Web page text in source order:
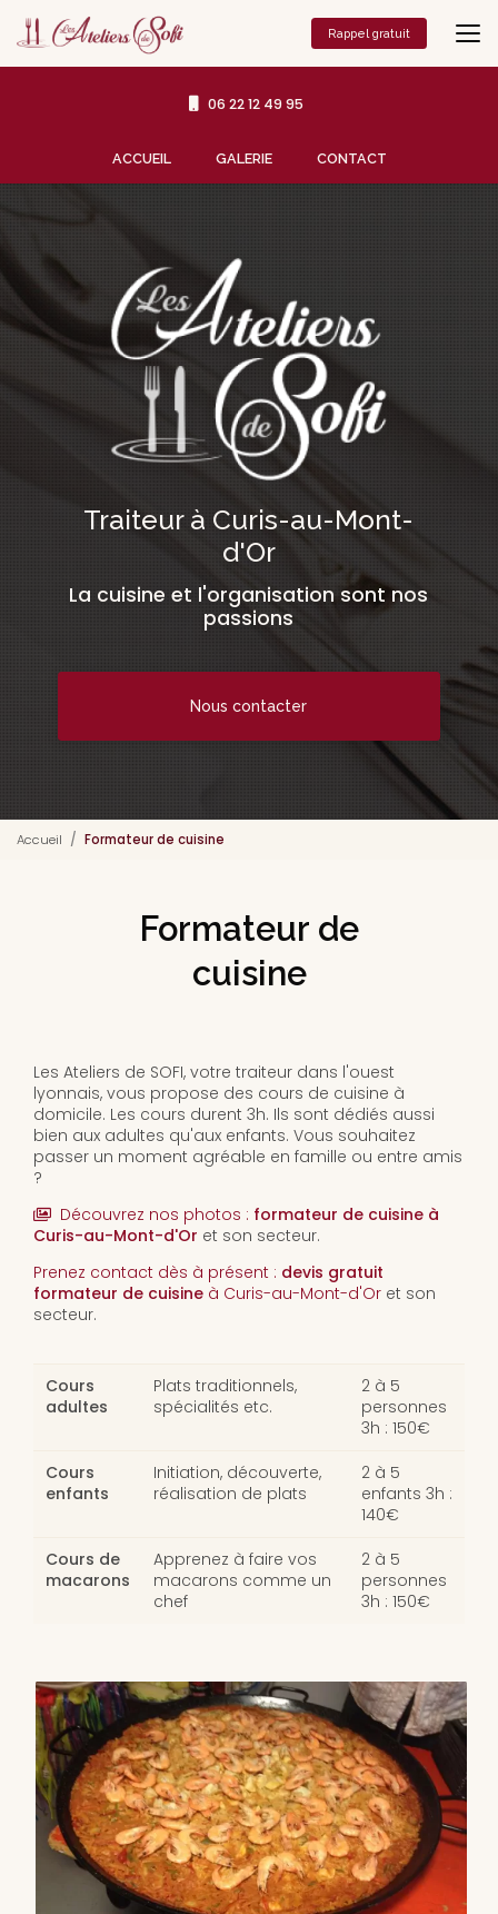
contenu
principal
06 22 12 49 95
ACCUEIL GALERIE CONTACT
Rappel gratuit
Traiteur à Curis-au-Mont-
d'Or
La cuisine et l'organisation sont nos
passions
Nous contacter
Accueil Formateur de cuisine
Formateur de
cuisine
Les Ateliers de SOFI, votre traiteur dans l'ouest
lyonnais, vous propose des cours de cuisine à
domicile. Les cours durent 3h. Ils sont dédiés aussi
bien aux adultes qu'aux enfants. Vous souhaitez
passer un moment agréable en famille ou entre amis
?
Découvrez nos photos : formateur de cuisine à
Curis-au-Mont-d'Or et son secteur.
Prenez contact dès à présent : devis gratuit
formateur de cuisine à Curis-au-Mont-d'Or et son
secteur.
Cours
adultes
Plats traditionnels,
spécialités etc.
2 à 5
personnes
3h : 150€
Cours
enfants
Initiation, découverte,
réalisation de plats
2 à 5
enfants 3h :
140€
Cours de
macarons
Apprenez à faire vos
macarons comme un
chef
2 à 5
personnes
3h : 150€